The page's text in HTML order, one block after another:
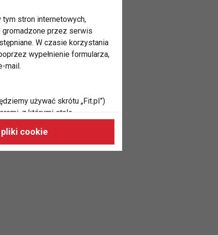
tym stron internetowych,
gromadzone przez serwis
W czasie korzystania
wypełnienie formularza,
mail.
używać skrótu „Fit.pl”)
z którymi stale
cookie